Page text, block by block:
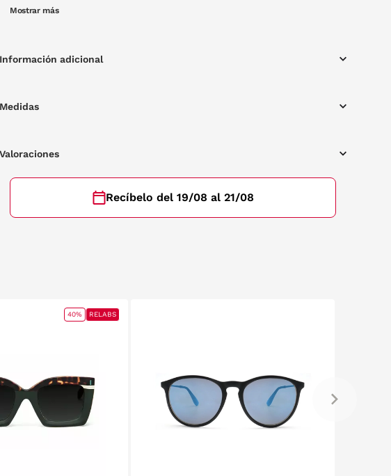
de pasta en un cálido tono marrón, las convierte en el complemento ideal
Mostrar más
Información adicional
Medidas
Valoraciones
Recíbelo del 19/08 al 21/08
40% RELABS